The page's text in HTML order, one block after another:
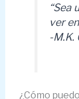
“Sea
ver
-M.K.
¿Cómo